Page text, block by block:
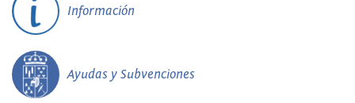
Información
Ayudas y Subvenciones